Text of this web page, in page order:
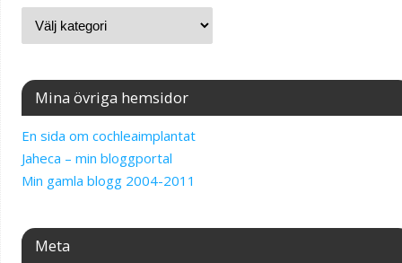
Mina övriga hemsidor
En sida om cochleaimplantat
Jaheca – min bloggportal
Min gamla blogg 2004-2011
Meta